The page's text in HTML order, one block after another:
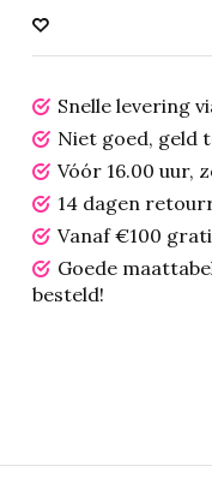
Snelle levering
Niet goed, geld
Vóór 16.00 uur,
14 dagen
Vanaf €100
Goede
besteld!